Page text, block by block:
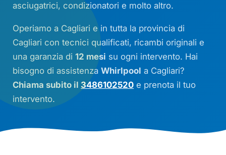
asciugatrici, condizionatori e molto altro.
Operiamo a Cagliari e in tutta la provincia di
Cagliari con tecnici qualificati, ricambi originali e
una garanzia di12 mesi su ogni intervento. Hai
bisogno di assistenzaWhirlpool a Cagliari?
Chiama subito il 3486102520 e prenota il tuo
intervento.